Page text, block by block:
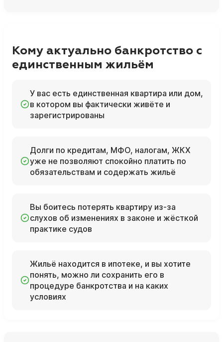
Кому актуально банкротство с
единственным жильём
У вас есть единственная квартира или дом,
в котором вы фактически живёте и
зарегистрированы
Долги по кредитам, МФО, налогам, ЖКХ
уже не позволяют спокойно платить по
обязательствам и содержать жильё
Вы боитесь потерять квартиру из‑за
слухов об изменениях в законе и жёсткой
практике судов
Жильё находится в ипотеке, и вы хотите
понять, можно ли сохранить его в
процедуре банкротства и на каких
условиях